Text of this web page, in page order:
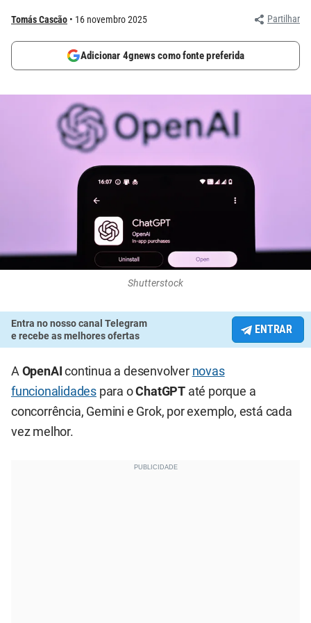
Tomás Cascão 16 novembro 2025 Partilhar
Adicionar 4gnews como fonte preferida
Shutterstock
Entra no nosso canal Telegram
e recebe as melhores ofertas
ENTRAR
A OpenAI continua a desenvolver novas
funcionalidades para oChatGPT até porque a
concorrência, Gemini e Grok, por exemplo, está cada
vez melhor.